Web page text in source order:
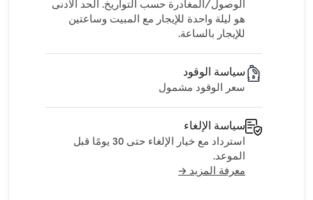
الوصول/المغادرة حسب التواريخ. الحد الأدنى
هو ليلة واحدة للإيجار مع المبيت وساعتين
للإيجار بالساعة.
سياسة الوقود
سعر الوقود مشمول
سياسة الإلغاء
استرداد مع خيار الإلغاء حتى 30 يومًا قبل
الموعد.
معرفة المزيد →